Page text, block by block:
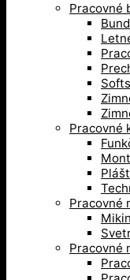
Pracovné
Pracovné
Pracovné
Pracovné